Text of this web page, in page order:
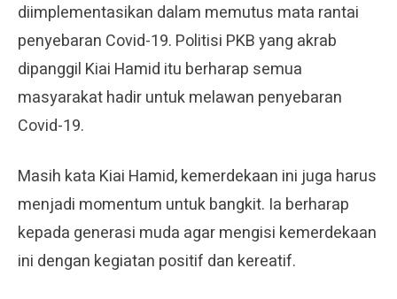
diimplementasikan dalam memutus mata rantai
penyebaran Covid-19. Politisi PKB yang akrab
dipanggil Kiai Hamid itu berharap semua
masyarakat hadir untuk melawan penyebaran
Covid-19.
Masih kata Kiai Hamid, kemerdekaan ini juga harus
menjadi momentum untuk bangkit. Ia berharap
kepada generasi muda agar mengisi kemerdekaan
ini dengan kegiatan positif dan kereatif.